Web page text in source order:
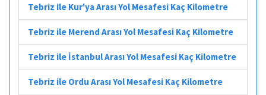
Tebriz ile Kur'ya Arası Yol Mesafesi Kaç Kilometre
Tebriz ile Merend Arası Yol Mesafesi Kaç Kilometre
Tebriz ile İstanbul Arası Yol Mesafesi Kaç Kilometre
Tebriz ile Ordu Arası Yol Mesafesi Kaç Kilometre